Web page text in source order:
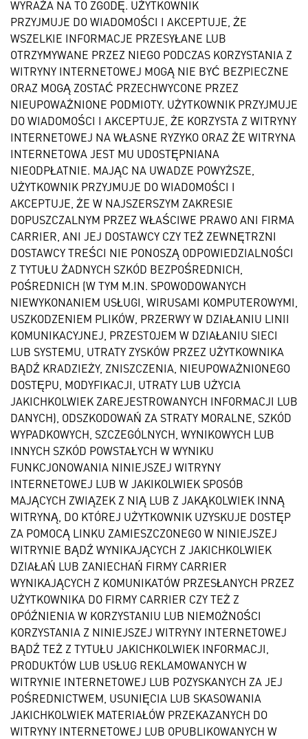
WYRAŻA NA TO ZGODĘ. UŻYTKOWNIK
PRZYJMUJE DO WIADOMOŚCI I AKCEPTUJE, ŻE
WSZELKIE INFORMACJE PRZESYŁANE LUB
OTRZYMYWANE PRZEZ NIEGO PODCZAS KORZYSTANIA Z
WITRYNY INTERNETOWEJ MOGĄ NIE BYĆ BEZPIECZNE
ORAZ MOGĄ ZOSTAĆ PRZECHWYCONE PRZEZ
NIEUPOWAŻNIONE PODMIOTY. UŻYTKOWNIK PRZYJMUJE
DO WIADOMOŚCI I AKCEPTUJE, ŻE KORZYSTA Z WITRYNY
INTERNETOWEJ NA WŁASNE RYZYKO ORAZ ŻE WITRYNA
INTERNETOWA JEST MU UDOSTĘPNIANA
NIEODPŁATNIE. MAJĄC NA UWADZE POWYŻSZE,
UŻYTKOWNIK PRZYJMUJE DO WIADOMOŚCI I
AKCEPTUJE, ŻE W NAJSZERSZYM ZAKRESIE
DOPUSZCZALNYM PRZEZ WŁAŚCIWE PRAWO ANI FIRMA
CARRIER, ANI JEJ DOSTAWCY CZY TEŻ ZEWNĘTRZNI
DOSTAWCY TREŚCI NIE PONOSZĄ ODPOWIEDZIALNOŚCI
Z TYTUŁU ŻADNYCH SZKÓD BEZPOŚREDNICH,
POŚREDNICH (W TYM M.IN. SPOWODOWANYCH
NIEWYKONANIEM USŁUGI, WIRUSAMI KOMPUTEROWYMI,
USZKODZENIEM PLIKÓW, PRZERWY W DZIAŁANIU LINII
KOMUNIKACYJNEJ, PRZESTOJEM W DZIAŁANIU SIECI
LUB SYSTEMU, UTRATY ZYSKÓW PRZEZ UŻYTKOWNIKA
BĄDŹ KRADZIEŻY, ZNISZCZENIA, NIEUPOWAŻNIONEGO
DOSTĘPU, MODYFIKACJI, UTRATY LUB UŻYCIA
JAKICHKOLWIEK ZAREJESTROWANYCH INFORMACJI LUB
DANYCH), ODSZKODOWAŃ ZA STRATY MORALNE, SZKÓD
WYPADKOWYCH, SZCZEGÓLNYCH, WYNIKOWYCH LUB
INNYCH SZKÓD POWSTAŁYCH W WYNIKU
FUNKCJONOWANIA NINIEJSZEJ WITRYNY
INTERNETOWEJ LUB W JAKIKOLWIEK SPOSÓB
MAJĄCYCH ZWIĄZEK Z NIĄ LUB Z JAKĄKOLWIEK INNĄ
WITRYNĄ, DO KTÓREJ UŻYTKOWNIK UZYSKUJE DOSTĘP
ZA POMOCĄ LINKU ZAMIESZCZONEGO W NINIEJSZEJ
WITRYNIE BĄDŹ WYNIKAJĄCYCH Z JAKICHKOLWIEK
DZIAŁAŃ LUB ZANIECHAŃ FIRMY CARRIER
WYNIKAJĄCYCH Z KOMUNIKATÓW PRZESŁANYCH PRZEZ
UŻYTKOWNIKA DO FIRMY CARRIER CZY TEŻ Z
OPÓŹNIENIA W KORZYSTANIU LUB NIEMOŻNOŚCI
KORZYSTANIA Z NINIEJSZEJ WITRYNY INTERNETOWEJ
BĄDŹ TEŻ Z TYTUŁU JAKICHKOLWIEK INFORMACJI,
PRODUKTÓW LUB USŁUG REKLAMOWANYCH W
WITRYNIE INTERNETOWEJ LUB POZYSKANYCH ZA JEJ
POŚREDNICTWEM, USUNIĘCIA LUB SKASOWANIA
JAKICHKOLWIEK MATERIAŁÓW PRZEKAZANYCH DO
WITRYNY INTERNETOWEJ LUB OPUBLIKOWANYCH W